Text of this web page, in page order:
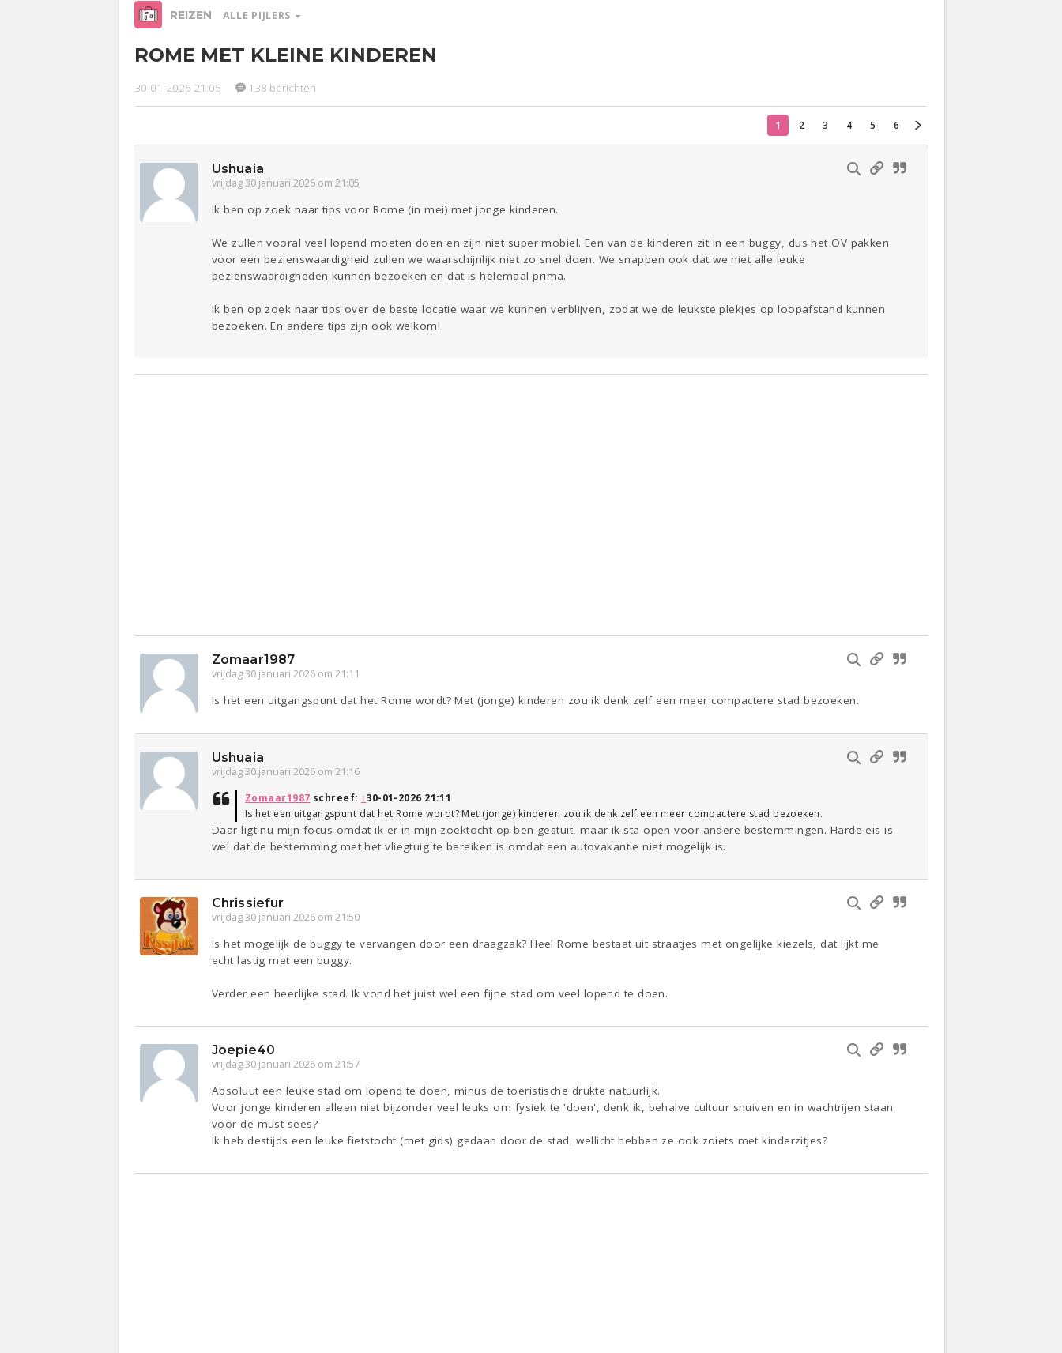
REIZEN ALLE PIJLERS
Beauty
Sport
ROME MET KLEINE KINDEREN
30-01-2026 21:05 138 berichten
1 2 3 4 5 6
Ushuaia
vrijdag 30 januari 2026 om 21:05
Ik ben op zoek naar tips voor Rome (in mei) met jonge kinderen.
We zullen vooral veel lopend moeten doen en zijn niet super mobiel. Een van de kinderen zit in een buggy, dus het OV pakken
voor een bezienswaardigheid zullen we waarschijnlijk niet zo snel doen. We snappen ook dat we niet alle leuke
bezienswaardigheden kunnen bezoeken en dat is helemaal prima.
Ik ben op zoek naar tips over de beste locatie waar we kunnen verblijven, zodat we de leukste plekjes op loopafstand kunnen
bezoeken. En andere tips zijn ook welkom!
Zomaar1987
vrijdag 30 januari 2026 om 21:11
Is het een uitgangspunt dat het Rome wordt? Met (jonge) kinderen zou ik denk zelf een meer compactere stad bezoeken.
Ushuaia
vrijdag 30 januari 2026 om 21:16
Zomaar1987 schreef: ↑30-01-2026 21:11
Is het een uitgangspunt dat het Rome wordt? Met (jonge) kinderen zou ik denk zelf een meer compactere stad bezoeken.
Daar ligt nu mijn focus omdat ik er in mijn zoektocht op ben gestuit, maar ik sta open voor andere bestemmingen. Harde eis is
wel dat de bestemming met het vliegtuig te bereiken is omdat een autovakantie niet mogelijk is.
Chrissiefur
vrijdag 30 januari 2026 om 21:50
Is het mogelijk de buggy te vervangen door een draagzak? Heel Rome bestaat uit straatjes met ongelijke kiezels, dat lijkt me
echt lastig met een buggy.
Verder een heerlijke stad. Ik vond het juist wel een fijne stad om veel lopend te doen.
Joepie40
vrijdag 30 januari 2026 om 21:57
Absoluut een leuke stad om lopend te doen, minus de toeristische drukte natuurlijk.
Voor jonge kinderen alleen niet bijzonder veel leuks om fysiek te 'doen', denk ik, behalve cultuur snuiven en in wachtrijen staan
voor de must-sees?
Ik heb destijds een leuke fietstocht (met gids) gedaan door de stad, wellicht hebben ze ook zoiets met kinderzitjes?